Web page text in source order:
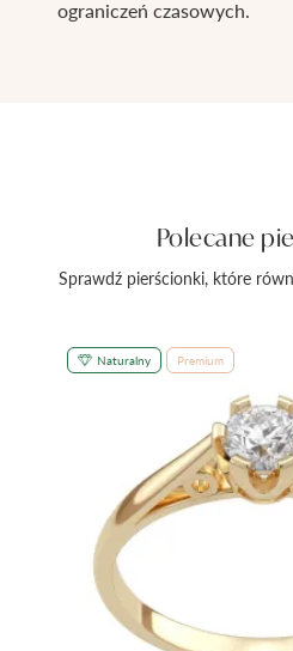
ograniczeń czasowych.
Polecane
Sprawdź pierścionki, które
Naturalny Premium